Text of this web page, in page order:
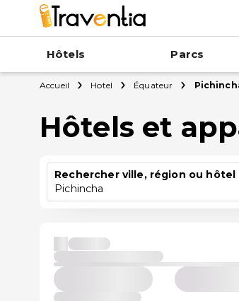
Hôtels Parcs
Accueil Hotel Équateur
Hôtels et
Rechercher ville, région ou hôtel
Pichincha